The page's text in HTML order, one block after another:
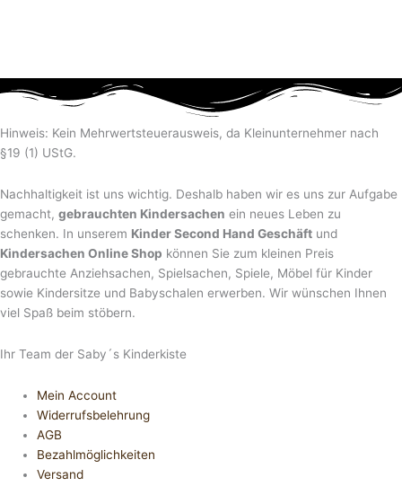
Hinweis: Kein Mehrwertsteuerausweis, da Kleinunternehmer nach
§19 (1) UStG.
Nachhaltigkeit ist uns wichtig. Deshalb haben wir es uns zur Aufgabe
gemacht, gebrauchten Kindersachen ein neues Leben zu
schenken. In unserem Kinder Second Hand Geschäft und
Kindersachen Online Shop können Sie zum kleinen Preis
gebrauchte Anziehsachen, Spiel­sachen, Spiele, Möbel für Kinder
sowie Kindersitze und Babyschalen erwerben. Wir wünschen Ihnen
viel Spaß beim stöbern.
Ihr Team der Saby´s Kinderkiste
Mein Account
Widerrufsbelehrung
AGB
Bezahlmöglichkeiten
Versand